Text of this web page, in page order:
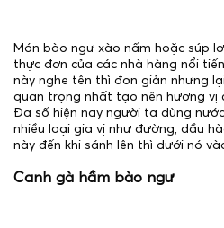
Món bào ngư xào nấm hoặc súp
thực đơn của các nhà hàng nổi
này nghe tên thì đơn giản nhưng
quan trọng nhất tạo nên hương vị
Đa số hiện nay người ta dùng
nhiều loại gia vị như đường, dầu
này đến khi sánh lên thì dưới nó
Canh gà hầm bào ngư